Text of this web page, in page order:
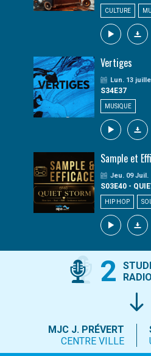
CULTURE
Vertiges
Lun. 13
S34E37
MUSIQUE
Sample et
Jeu. 09 Juil.
S03E40 -
HIP HOP
2
MJC J. PRÉVERT
CENTRE VILLE